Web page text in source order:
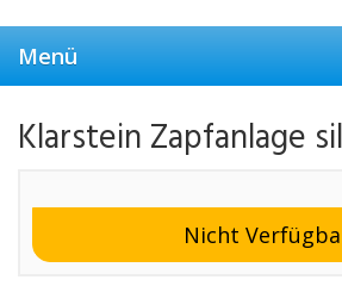
to
main
content
Menü
Klarstein Zapfanlage
Nicht